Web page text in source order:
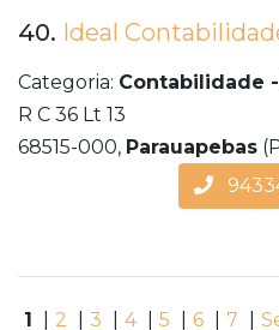
40. Ideal
Categoria: Contabilidade
R C 36 Lt 13
68515-000, Parauapebas
1 2 3 4 5 6 7